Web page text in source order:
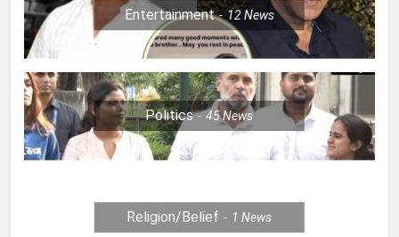
Entertainment 12News
Politics 45News
Religion/Belief 1News